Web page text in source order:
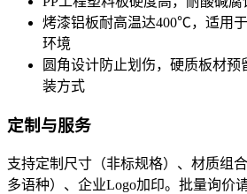
烤漆铝板耐高温达400℃，适用
环境
圆角设计防止划伤，硬质板材
装方式
定制与服务
支持定制尺寸（非标规格）、材质组
多语种）、企业Logo加印。批量询价